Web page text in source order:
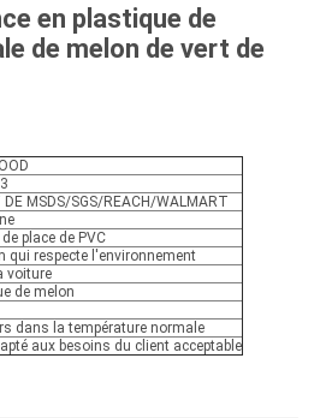
en plastique de
de melon de vert de
DE MSDS/SGS/REACH/WALMART
de place de PVC
qui respecte l'environnement
voiture
de melon
dans la température normale
aux besoins du client acceptable